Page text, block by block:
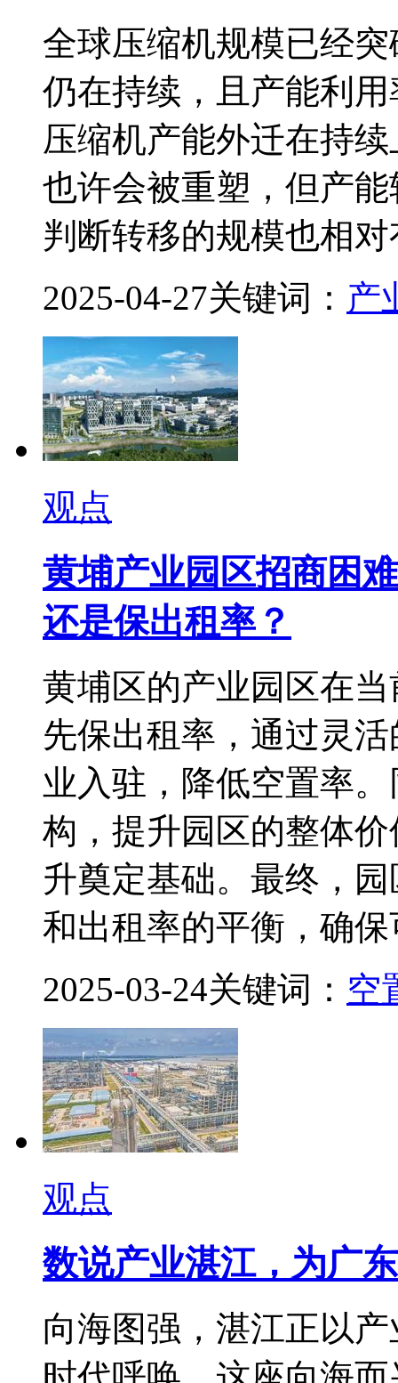
全球压缩机规模已经
仍在持续，且产能利
压缩机产能外迁在持
也许会被重塑，但产
判断转移的规模也相
2025-04-27关键词： 产
观点
黄埔产业园区招商困
还是保出租率？
黄埔区的产业园区在
先保出租率，通过灵
业入驻，降低空置率
构，提升园区的整体
升奠定基础。最终，
和出租率的平衡，确
2025-03-24关键词： 空
观点
数说产业湛江，为广
向海图强，湛江正以